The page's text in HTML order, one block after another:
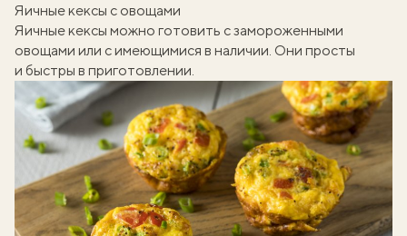
Яичные кексы с овощами
Яичные кексы можно готовить с замороженными
овощами или с имеющимися в наличии. Они просты
и быстры в приготовлении.